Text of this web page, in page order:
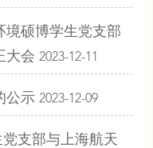
境硕博学生党支部
大会 2023-12-11
公示 2023-12-09
支部与上海航天